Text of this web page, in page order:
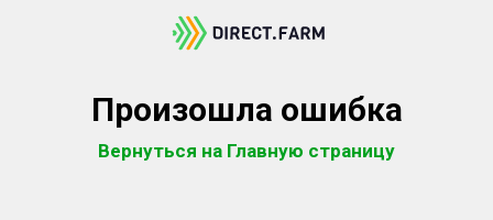
Произошла ошибка
Вернуться на Главную страницу